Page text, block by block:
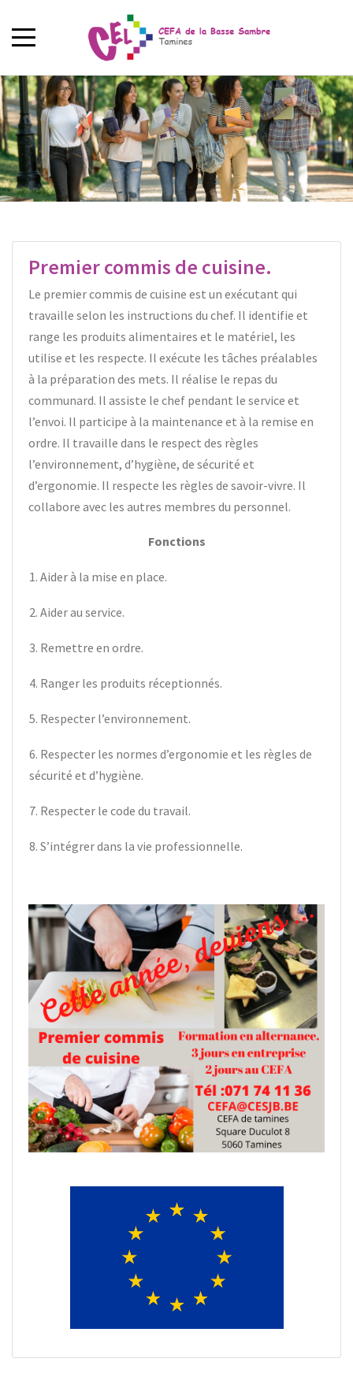
Premier commis de cuisine.
Le premier commis de cuisine est un exécutant qui
travaille selon les instructions du chef. Il identifie et
range les produits alimentaires et le matériel, les
utilise et les respecte. Il exécute les tâches préalables
à la préparation des mets. Il réalise le repas du
communard. Il assiste le chef pendant le service et
l’envoi. Il participe à la maintenance et à la remise en
ordre. Il travaille dans le respect des règles
l’environnement, d’hygiène, de sécurité et
d’ergonomie. Il respecte les règles de savoir-vivre. Il
collabore avec les autres membres du personnel.
Fonctions
1. Aider à la mise en place.
2. Aider au service.
3. Remettre en ordre.
4. Ranger les produits réceptionnés.
5. Respecter l’environnement.
6. Respecter les normes d’ergonomie et les règles de
sécurité et d’hygiène.
7. Respecter le code du travail.
8. S’intégrer dans la vie professionnelle.